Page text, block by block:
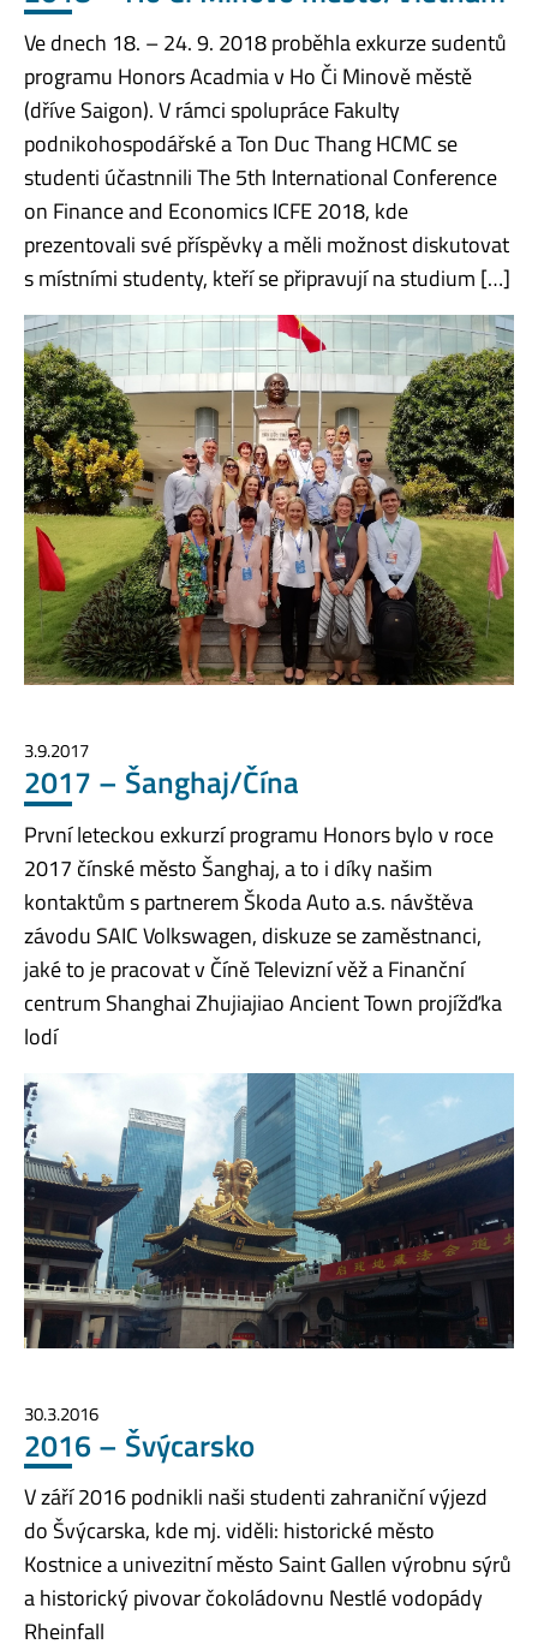
Ve dnech 18. – 24. 9. 2018 proběhla exkurze sudentů
programu Honors Acadmia v Ho Či Minově městě
(dříve Saigon). V rámci spolupráce Fakulty
podnikohospodářské a Ton Duc Thang HCMC se
studenti účastnnili The 5th International Conference
on Finance and Economics ICFE 2018, kde
prezentovali své příspěvky a měli možnost diskutovat
s místními studenty, kteří se připravují na studium […]
3.9.2017
2017 – Šanghaj/Čína
První leteckou exkurzí programu Honors bylo v roce
2017 čínské město Šanghaj, a to i díky našim
kontaktům s partnerem Škoda Auto a.s. návštěva
závodu SAIC Volkswagen, diskuze se zaměstnanci,
jaké to je pracovat v Číně Televizní věž a Finanční
centrum Shanghai Zhujiajiao Ancient Town projížďka
lodí
30.3.2016
2016 – Švýcarsko
V září 2016 podnikli naši studenti zahraniční výjezd
do Švýcarska, kde mj. viděli: historické město
Kostnice a univezitní město Saint Gallen výrobnu sýrů
a historický pivovar čokoládovnu Nestlé vodopády
Rheinfall